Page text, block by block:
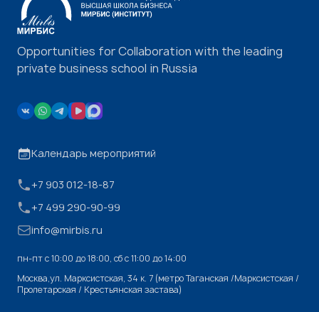
Opportunities for Collaboration with the leading
private business school in Russia
Календарь мероприятий
+7 903 012-18-87
+7 499 290-90-99
info@mirbis.ru
пн-пт с 10:00 до 18:00, cб с 11:00 до 14:00
Москва,ул. Марксистская, 34 к. 7 (метро Таганская /Марксистская /
Пролетарская / Крестьянская застава)